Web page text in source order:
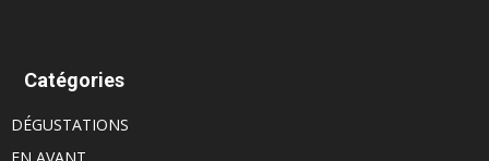
Catégories
DÉGUSTATIONS